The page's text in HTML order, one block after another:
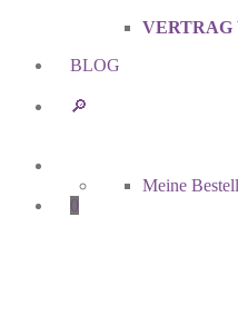
VERTRAG
BLOG
🔎︎
Meine
0